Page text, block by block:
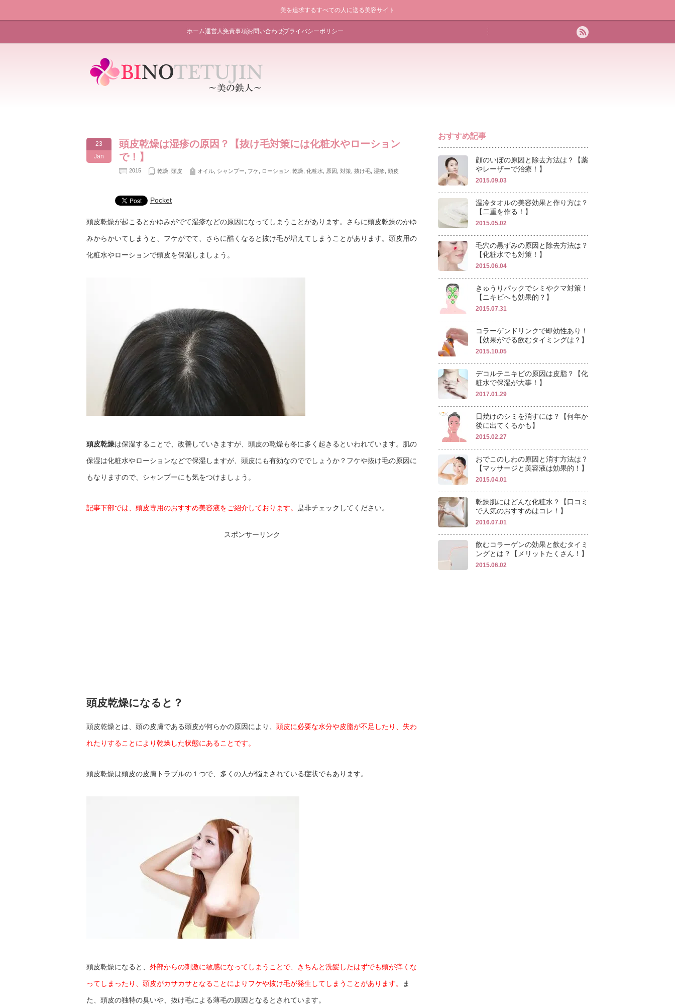
美を追求するすべての人に送る美容サイト
ホーム運営人免責事項お問い合わせプライバシーポリシー
23
Jan
頭皮乾燥は湿疹の原因？【抜け毛対策には化粧水やローション
で！】
2015 乾燥 頭皮 オイル シャンプー フケ ローション 乾燥 化粧水 原因 対策 抜け毛 湿疹 頭皮
Pocket
頭皮乾燥が起こるとかゆみがでて湿疹などの原因になってしまうことがあります。さらに頭皮乾燥のかゆ
みからかいてしまうと、フケがでて、さらに酷くなると抜け毛が増えてしまうことがあります。頭皮用の
化粧水やローションで頭皮を保湿しましょう。
頭皮乾燥は保湿することで、改善していきますが、頭皮の乾燥も冬に多く起きるといわれています。肌の
保湿は化粧水やローションなどで保湿しますが、頭皮にも有効なのででしょうか？フケや抜け毛の原因に
もなりますので、シャンプーにも気をつけましょう。
記事下部では、頭皮専用のおすすめ美容液をご紹介しております。 是非チェックしてください。
スポンサーリンク
頭皮乾燥になると？
頭皮乾燥とは、頭の皮膚である頭皮が何らかの原因により、 頭皮に必要な水分や皮脂が不足したり、失わ
れたりすることにより乾燥した状態にあることです。
頭皮乾燥は頭皮の皮膚トラブルの１つで、多くの人が悩まされている症状でもあります。
頭皮乾燥になると、 外部からの刺激に敏感になってしまうことで、きちんと洗髪したはずでも頭が痒くな
ってしまったり、頭皮がカサカサとなることによりフケや抜け毛が発生してしまうことがあります。 ま
た、頭皮の独特の臭いや、抜け毛による薄毛の原因となるとされています。
おすすめ記事
顔のいぼの原因と除去方法は？【薬
やレーザーで治療！】
2015.09.03
温冷タオルの美容効果と作り方は？
【二重を作る！】
2015.05.02
毛穴の黒ずみの原因と除去方法は？
【化粧水でも対策！】
2015.06.04
きゅうりパックでシミやクマ対策！
【ニキビへも効果的？】
2015.07.31
コラーゲンドリンクで即効性あり！
【効果がでる飲むタイミングは？】
2015.10.05
デコルテニキビの原因は皮脂？【化
粧水で保湿が大事！】
2017.01.29
日焼けのシミを消すには？【何年か
後に出てくるかも】
2015.02.27
おでこのしわの原因と消す方法は？
【マッサージと美容液は効果的！】
2015.04.01
乾燥肌にはどんな化粧水？【口コミ
で人気のおすすめはコレ！】
2016.07.01
飲むコラーゲンの効果と飲むタイミ
ングとは？【メリットたくさん！】
2015.06.02